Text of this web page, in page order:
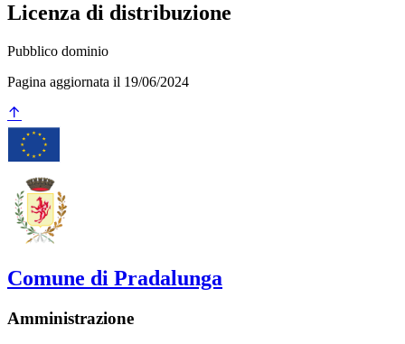
Licenza di distribuzione
Pubblico dominio
Pagina aggiornata il 19/06/2024
Comune di Pradalunga
Amministrazione